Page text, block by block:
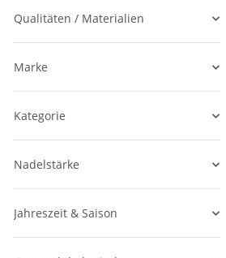
Qualitäten / Materialien
Marke
Kategorie
Nadelstärke
Jahreszeit & Saison